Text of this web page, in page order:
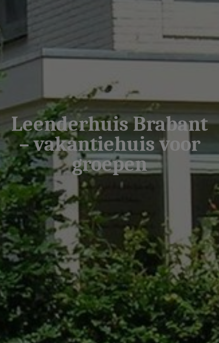
Leenderhuis Brabant
– vakantiehuis voor
groepen